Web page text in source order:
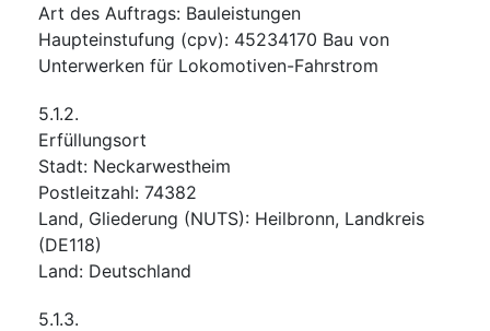
Art des Auftrags: Bauleistungen
Haupteinstufung (cpv): 45234170 Bau von
Unterwerken für Lokomotiven-Fahrstrom
5.1.2.
Erfüllungsort
Stadt: Neckarwestheim
Postleitzahl: 74382
Land, Gliederung (NUTS): Heilbronn, Landkreis
(DE118)
Land: Deutschland
5.1.3.